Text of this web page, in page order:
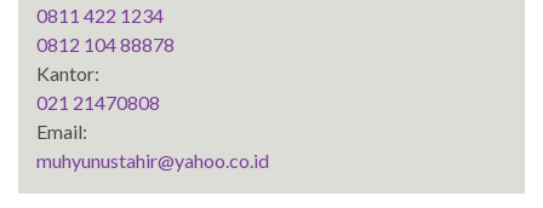
0811 422 1234
0812 104 88878
Kantor:
021 21470808
Email:
muhyunustahir@yahoo.co.id